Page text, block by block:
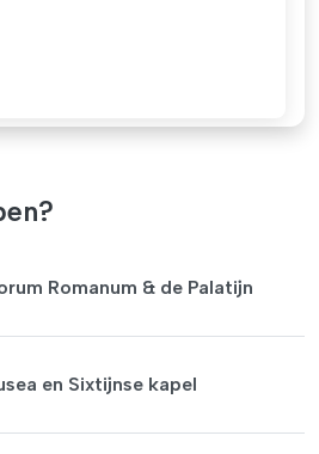
Romanum & de Palatijn
en Sixtijnse kapel